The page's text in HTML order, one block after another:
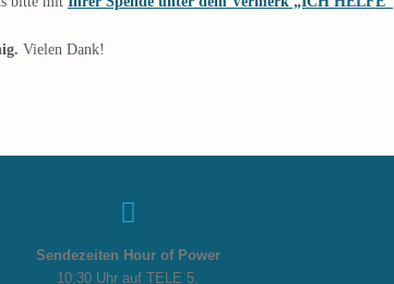
Vielen Dank!
Sendezeiten Hour of Power
10:30 Uhr auf TELE 5,